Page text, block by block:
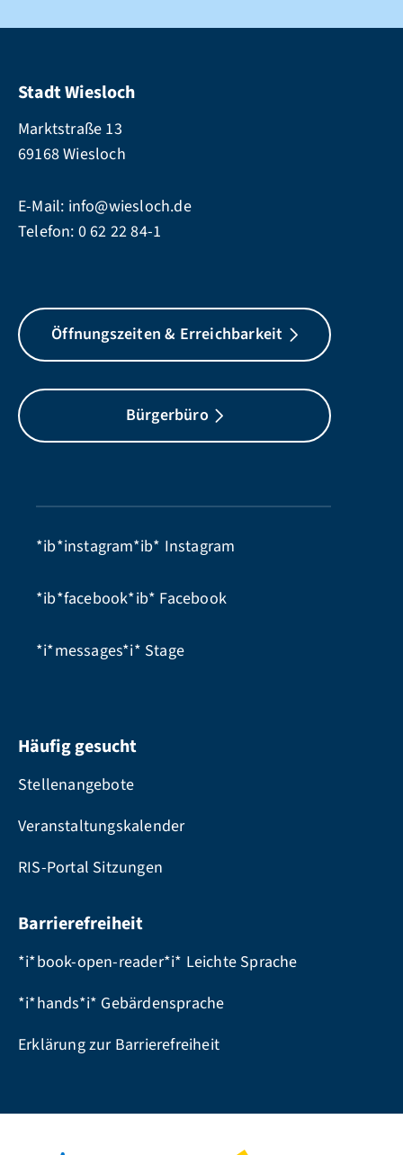
Stadt Wiesloch
Marktstraße 13
69168 Wiesloch
E-Mail: info@wiesloch.de
Telefon: 0 62 22 84-1
Öffnungszeiten & Erreichbarkeit
Bürgerbüro
*ib*instagram*ib* Instagram
*ib*facebook*ib* Facebook
*i*messages*i* Stage
Häufig gesucht
Stellenangebote
Veranstaltungskalender
RIS-Portal Sitzungen
Barrierefreiheit
*i*book-open-reader*i* Leichte Sprache
*i*hands*i* Gebärdensprache
Erklärung zur Barrierefreiheit